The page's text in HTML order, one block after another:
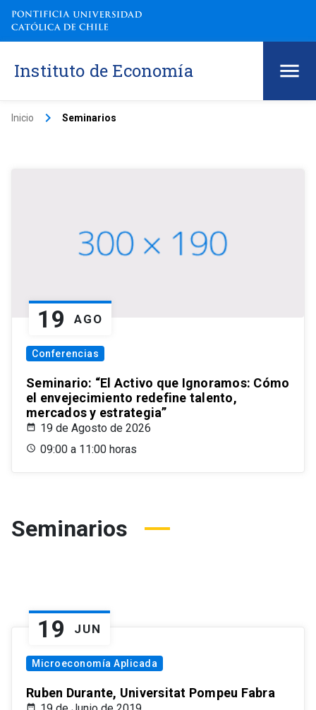
Instituto de Economía
Inicio keyboard_arrow_right Seminarios
19 AGO
Conferencias
Seminario: “El Activo que Ignoramos: Cómo
el envejecimiento redefine talento,
mercados y estrategia”
19 de Agosto de 2026
09:00 a 11:00 horas
Seminarios
19 JUN
Microeconomía Aplicada
Ruben Durante, Universitat Pompeu Fabra